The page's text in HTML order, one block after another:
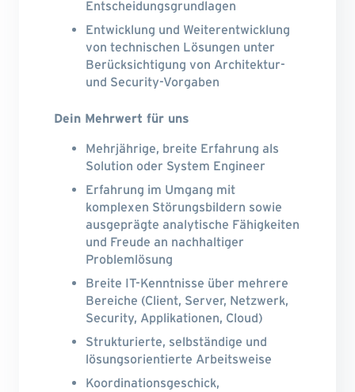
Entscheidungsgrundlagen
Entwicklung und Weiterentwicklung
von technischen Lösungen unter
Berücksichtigung von Architektur-
und Security-Vorgaben
Dein Mehrwert für uns
Mehrjährige, breite Erfahrung als
Solution oder System Engineer
Erfahrung im Umgang mit
komplexen Störungsbildern sowie
ausgeprägte analytische Fähigkeiten
und Freude an nachhaltiger
Problemlösung
Breite IT-Kenntnisse über mehrere
Bereiche (Client, Server, Netzwerk,
Security, Applikationen, Cloud)
Strukturierte, selbständige und
lösungsorientierte Arbeitsweise
Koordinationsgeschick,